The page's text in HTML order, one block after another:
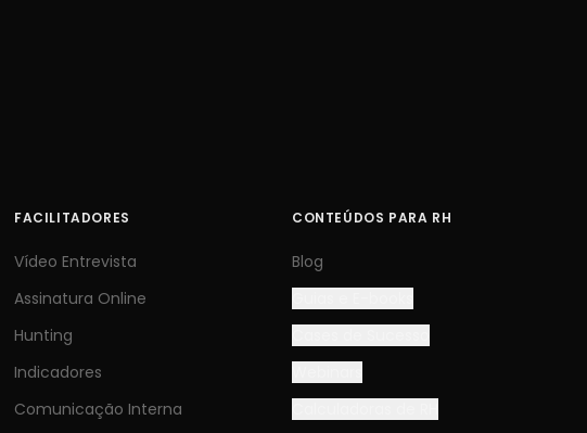
FACILITADORES
Vídeo Entrevista
Assinatura Online
Hunting
Indicadores
Comunicação Interna
CONTEÚDOS PARA RH
Blog